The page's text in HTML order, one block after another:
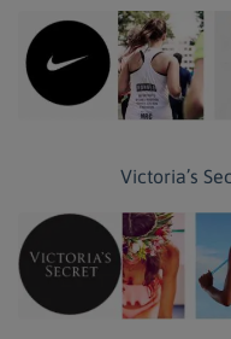
Victoria’s